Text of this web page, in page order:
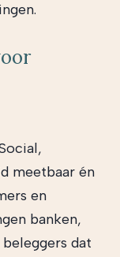
meetbaar én
en
banken,
dat